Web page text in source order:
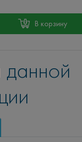
В корзину